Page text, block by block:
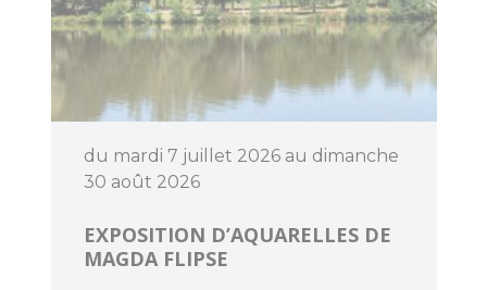
BOUGER
A voir, à faire
du mardi 7 juillet 2026 au dimanche
30 août 2026
EXPOSITION D’AQUARELLES DE
MAGDA FLIPSE